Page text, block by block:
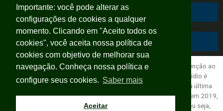
Área do Colaborador
Código de Conduta
Seguindo o calendário das cores, em Setembro o tema é “prevenção ao
suicídio” e este ano o lema é “A vida é a melhor escolha!”. O suicídio é
uma triste realidade que atinge o mundo todo. De acordo com a última
pesquisa realizada pela Organização Mundial da Saúde – OMS em 2019,
no Brasil, os registros se aproximam de 14 mil casos por ano, ou seja,
Importante: você pode alterar as
configurações de cookies a qualquer
momento. Clicando em "Aceito todos os
cookies", você aceita nossa política de
cookies com objetivo de melhorar sua
navegação. Conheça nossa política e
configure seus cookies. Saber mais
Aceitar